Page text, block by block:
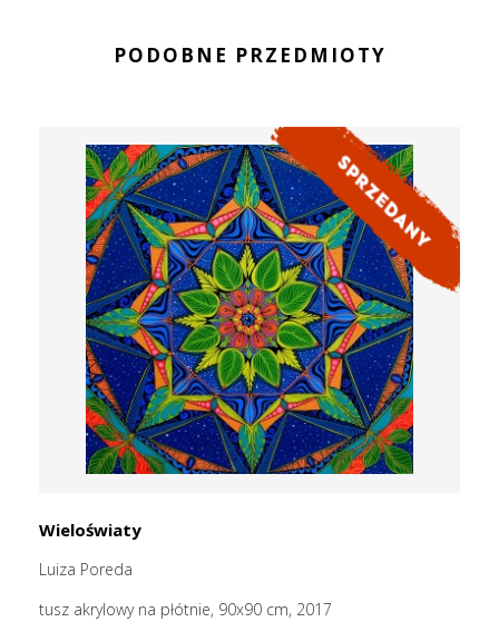
PODOBNE PRZEDMIOTY
Wieloświaty
Luiza Poreda
tusz akrylowy na płótnie, 90x90 cm, 2017